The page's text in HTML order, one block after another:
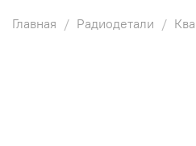
Главная Радиодетали